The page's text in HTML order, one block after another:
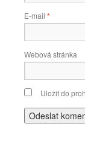
E-mail *
Webová stránka
Uložit do